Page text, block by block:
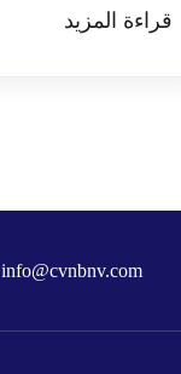
قراءة المزيد
info@cvnbnv.com